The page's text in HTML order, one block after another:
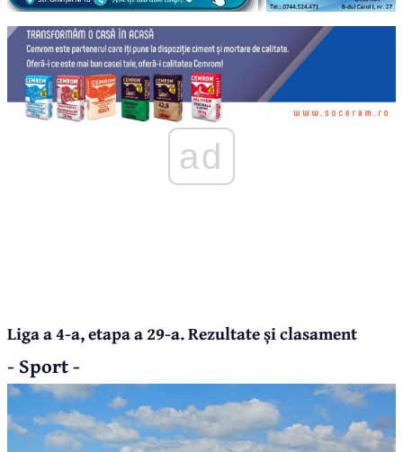
ad
Liga a 4-a, etapa a 29-a. Rezultate și clasament
- Sport -